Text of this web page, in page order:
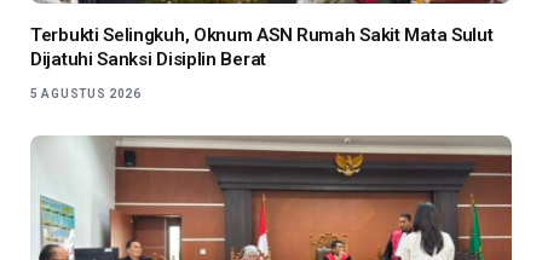
Terbukti Selingkuh, Oknum ASN Rumah Sakit Mata Sulut
Dijatuhi Sanksi Disiplin Berat
5 AGUSTUS 2026